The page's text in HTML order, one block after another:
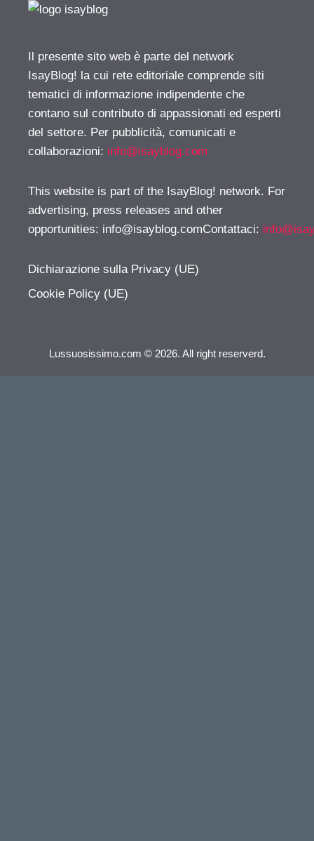
Il presente sito web è parte del network
IsayBlog! la cui rete editoriale comprende siti
tematici di informazione indipendente che
contano sul contributo di appassionati ed esperti
del settore. Per pubblicità, comunicati e
collaborazioni: info@isayblog.com
This website is part of the IsayBlog! network. For
advertising, press releases and other
opportunities: info@isayblog.comContattaci:
Dichiarazione sulla Privacy (UE)
Cookie Policy (UE)
Lussuosissimo.com © 2026. All right reserverd.